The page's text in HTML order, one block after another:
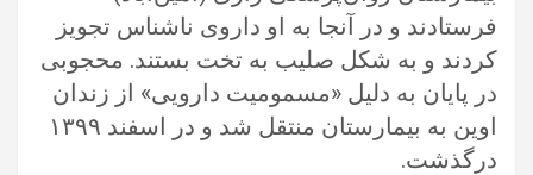
فرستادند و در آنجا به او داروی ناشناس تجویز
کردند و به شکل صلیب به تخت بستند‎.‌‎‏ محجوبی
در پایان به دلیل ‏‏«مسمومیت دارویی» از زندان
اوین به بیمارستان منتقل شد و در اسفند ۱۳۹۹
درگذشت. ‏